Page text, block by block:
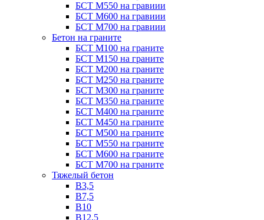
БСТ М550 на гравиии
БСТ М600 на гравиии
БСТ М700 на гравиии
Бетон на граните
БСТ М100 на граните
БСТ М150 на граните
БСТ М200 на граните
БСТ М250 на граните
БСТ М300 на граните
БСТ М350 на граните
БСТ М400 на граните
БСТ М450 на граните
БСТ М500 на граните
БСТ М550 на граните
БСТ М600 на граните
БСТ М700 на граните
Тяжелый бетон
В3,5
B7,5
В10
В12,5